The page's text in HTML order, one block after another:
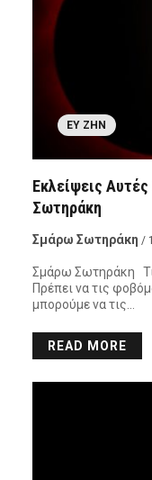
ΕΥ ΖΗΝ
Εκλείψεις
Σωτηράκη
Σμάρω Σωτηράκη /
Σμάρω Σωτηράκη Τι
Πρέπει να τις
μπορούμε να τις…
READ MORE